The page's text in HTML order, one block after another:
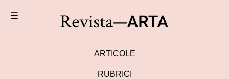
☰
ARTICOLE
RUBRICI